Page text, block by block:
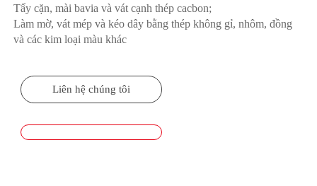
Tẩy cặn, mài bavia và vát cạnh thép cacbon;
Làm mờ, vát mép và kéo dây bằng thép không gỉ, nhôm, đồng
và các kim loại màu khác
Liên hệ chúng tôi